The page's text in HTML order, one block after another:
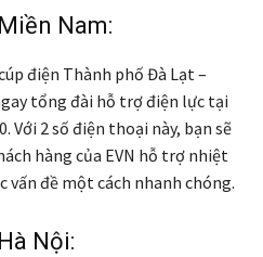
Nam:
điện Thành phố Đà Lạt –
tổng đài hỗ trợ điện lực tại
Với 2 số điện thoại này, bạn sẽ
hàng của EVN hỗ trợ nhiệt
vấn đề một cách nhanh chóng.
Nội: